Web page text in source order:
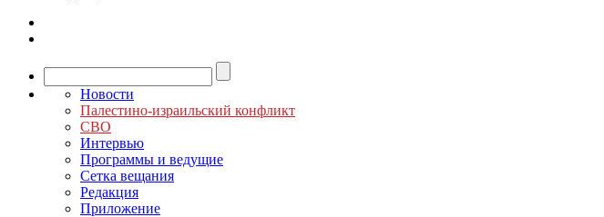
Новости
Палестино-израильский конфликт
СВО
Интервью
Программы и ведущие
Сетка вещания
Редакция
Приложение